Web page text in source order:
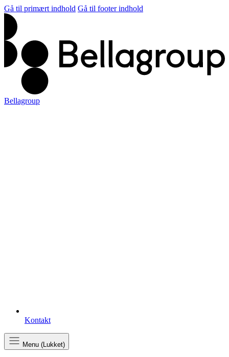
Gå til primært indhold Gå til footer indhold
Bellagroup
Kontakt
Menu (Lukket)